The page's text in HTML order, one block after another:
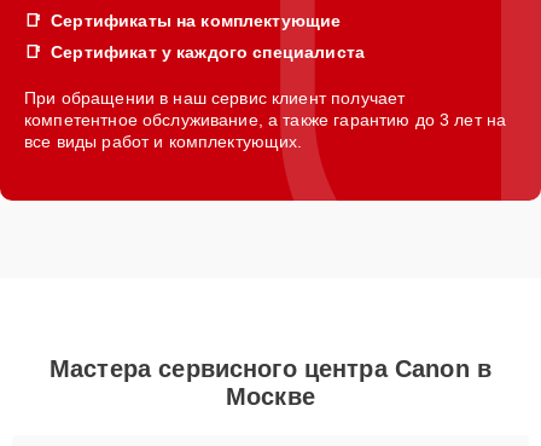
Сертификаты на комплектующие
Сертификат у каждого специалиста
При обращении в наш сервис клиент получает
компетентное обслуживание, а также гарантию до 3 лет на
все виды работ и комплектующих.
Мастера сервисного центра Canon в
Москве